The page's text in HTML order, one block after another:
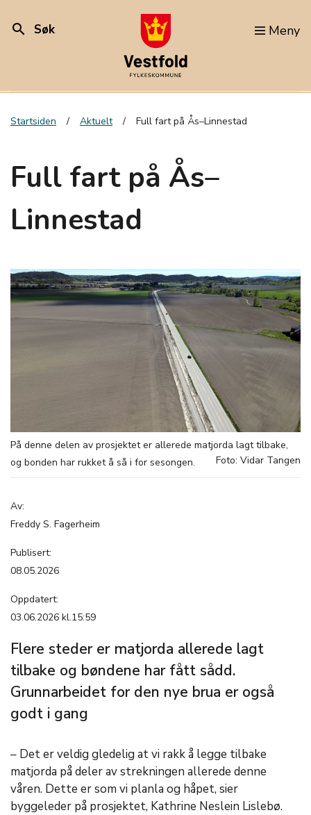
search Søk Meny
Startsiden Aktuelt Full fart på Ås–Linnestad
Full fart på Ås–
Linnestad
På denne delen av prosjektet er allerede matjorda lagt tilbake,
og bonden har rukket å så i for sesongen.
Foto: Vidar Tangen
Av:
Freddy S. Fagerheim
Publisert:
08.05.2026
Oppdatert:
03.06.2026 kl.15:59
Flere steder er matjorda allerede lagt
tilbake og bøndene har fått sådd.
Grunnarbeidet for den nye brua er også
godt i gang
– Det er veldig gledelig at vi rakk å legge tilbake
matjorda på deler av strekningen allerede denne
våren. Dette er som vi planla og håpet, sier
byggeleder på prosjektet, Kathrine Neslein Lislebø.